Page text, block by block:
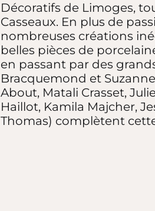
Décoratifs de Limoges,
Casseaux. En plus de
nombreuses créations
belles pièces de
en passant par des
Bracquemond et
About, Matali Crasset,
Haillot, Kamila Majcher,
Thomas) complètent